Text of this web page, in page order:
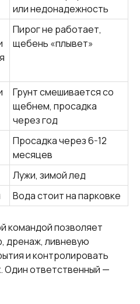
или недонадежность
Пирог не работает,
щебень «плывет»
Грунт смешивается со
щебнем, просадка
через год
Просадка через 6-12
месяцев
Лужи, зимой лед
Вода стоит на парковке
командой позволяет
дренаж, ливневую
и контролировать
Один ответственный —